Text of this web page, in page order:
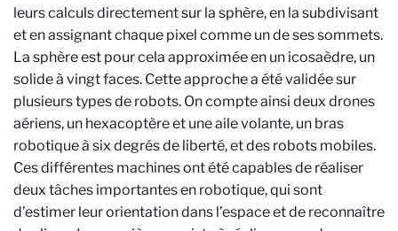
leurs calculs directement sur la sphère, en la subdivisant
et en assignant chaque pixel comme un de ses sommets.
La sphère est pour cela approximée en un icosaèdre, un
solide à vingt faces. Cette approche a été validée sur
plusieurs types de robots. On compte ainsi deux drones
aériens, un hexacoptère et une aile volante, un bras
robotique à six degrés de liberté, et des robots mobiles.
Ces différentes machines ont été capables de réaliser
deux tâches importantes en robotique, qui sont
d’estimer leur orientation dans l’espace et de reconnaître